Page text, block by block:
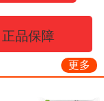
正品保障
更多